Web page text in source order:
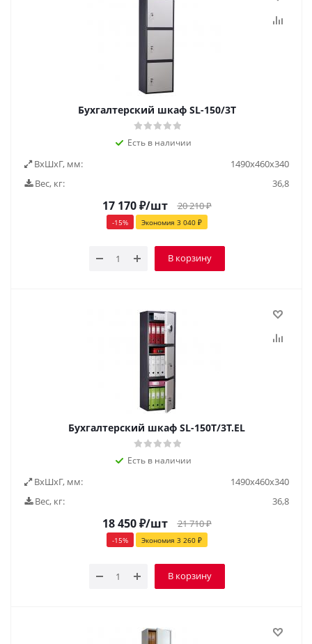
Бухгалтерский шкаф SL-150/3Т
Есть в наличии
ВxШxГ, мм:
1490x460x340
Вес, кг:
36,8
17 170₽/шт 20 210₽
-15% Экономия 3 040₽
В корзину
Бухгалтерский шкаф SL-150T/3Т.EL
Есть в наличии
ВxШxГ, мм:
1490x460x340
Вес, кг:
36,8
18 450₽/шт 21 710₽
-15% Экономия 3 260₽
В корзину